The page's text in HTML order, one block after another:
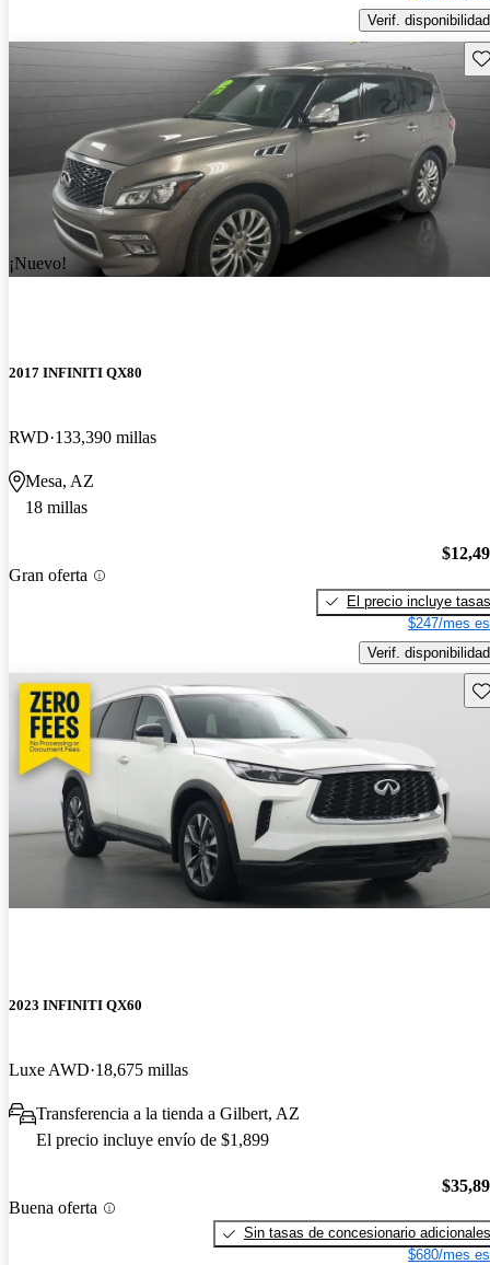
Verif. disponibilidad
¡Nuevo!
2017 INFINITI QX80
RWD 133,390 millas
Mesa, AZ
18 millas
Gran oferta
El precio incluye tasas
$247/mes
Verif. disponibilidad
2023 INFINITI QX60
Luxe AWD 18,675 millas
Transferencia a la tienda a Gilbert, AZ
El precio incluye envío de $1,899
Buena oferta
Sin tasas de concesionario adicionales
$680/mes